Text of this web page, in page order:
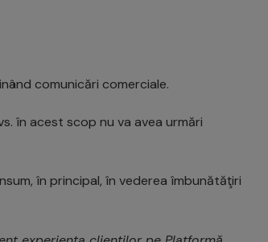
comunicări comerciale.
în acest scop nu va avea urmări
în principal, în vederea îmbunătăţiri